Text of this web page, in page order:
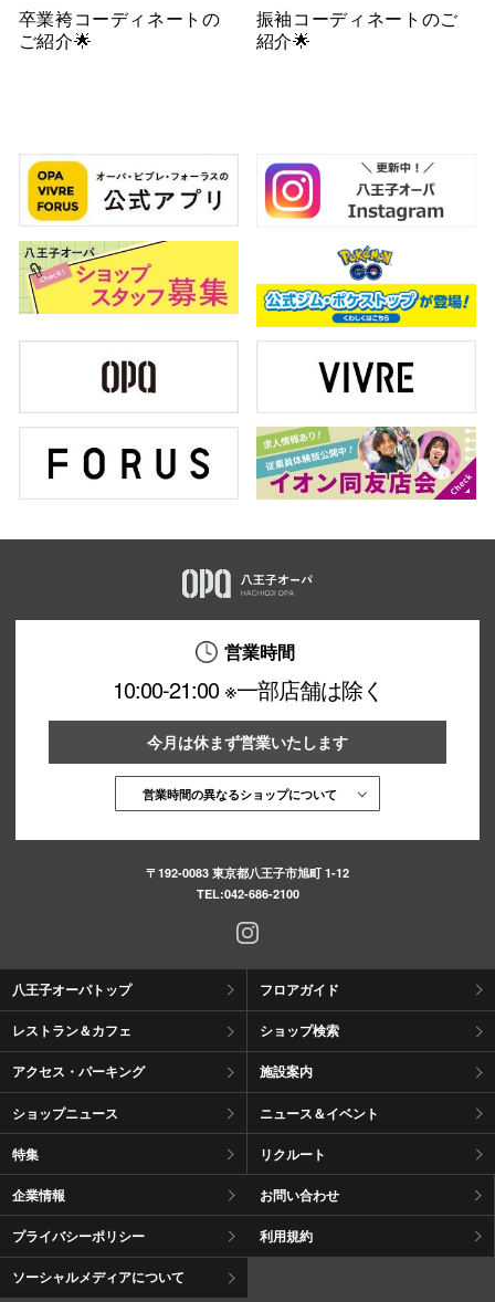
卒業袴コーディネートの
ご紹介🌟
振袖コーディネートのご
紹介🌟
営業時間
10:00-21:00 ※一部店舗は除く
今月は休まず営業いたします
営業時間の異なるショップについて
〒192-0083 東京都八王子市旭町 1-12
TEL:042-686-2100
八王子オーパトップ フロアガイド
レストラン＆カフェ ショップ検索
アクセス・パーキング 施設案内
ショップニュース ニュース＆イベント
特集 リクルート
企業情報 お問い合わせ
プライバシーポリシー 利用規約
ソーシャルメディアについて